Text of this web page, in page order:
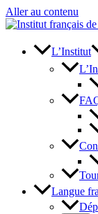
Aller au contenu
L’Institut
Langue